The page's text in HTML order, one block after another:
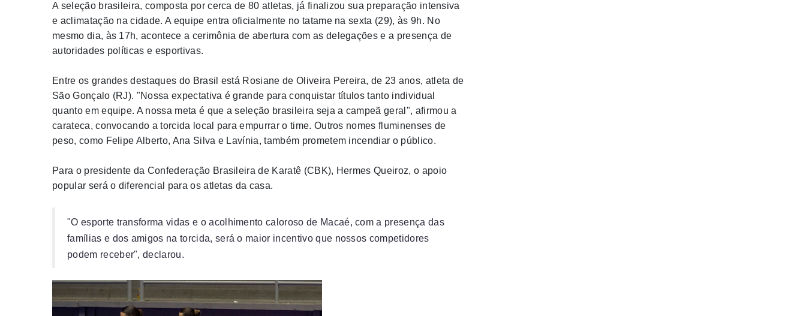
A seleção brasileira, composta por cerca de 80 atletas, já finalizou sua preparação intensiva
e aclimatação na cidade. A equipe entra oficialmente no tatame na sexta (29), às 9h. No
mesmo dia, às 17h, acontece a cerimônia de abertura com as delegações e a presença de
autoridades políticas e esportivas.
Entre os grandes destaques do Brasil está Rosiane de Oliveira Pereira, de 23 anos, atleta de
São Gonçalo (RJ). "Nossa expectativa é grande para conquistar títulos tanto individual
quanto em equipe. A nossa meta é que a seleção brasileira seja a campeã geral", afirmou a
carateca, convocando a torcida local para empurrar o time. Outros nomes fluminenses de
peso, como Felipe Alberto, Ana Silva e Lavínia, também prometem incendiar o público.
Para o presidente da Confederação Brasileira de Karatê (CBK), Hermes Queiroz, o apoio
popular será o diferencial para os atletas da casa.
"O esporte transforma vidas e o acolhimento caloroso de Macaé, com a presença das
famílias e dos amigos na torcida, será o maior incentivo que nossos competidores
podem receber", declarou.